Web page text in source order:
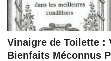
Vinaigre de Toilette :
Bienfaits Méconnus